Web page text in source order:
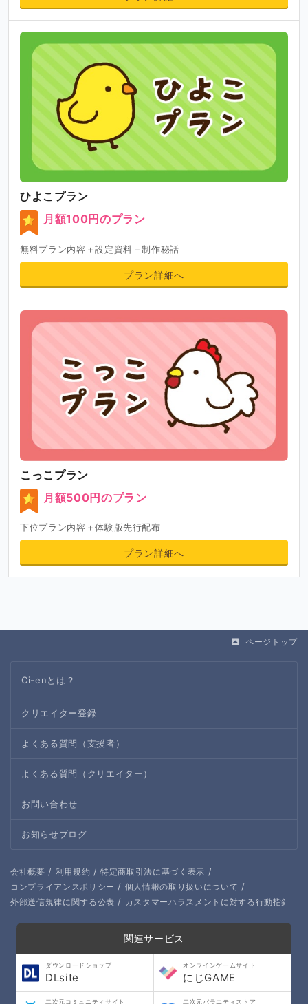
ひよこプラン
月額100円のプラン
無料プラン内容＋設定資料＋制作秘話
プラン詳細へ
こっこプラン
月額500円のプラン
下位プラン内容＋体験版先行配布
プラン詳細へ
ページトップ
Ci-enとは？
クリエイター登録
よくある質問（支援者）
よくある質問（クリエイター）
お問い合わせ
お知らせブログ
会社概要 / 利用規約 / 特定商取引法に基づく表示 /
コンプライアンスポリシー / 個人情報の取り扱いについて /
外部送信規律に関する公表 / カスタマーハラスメントに対する行動指針
関連サービス
ダウンロードショップ
DLsite
オンラインゲームサイト
にじGAME
二次元コミュニティサイト 二次元バラエティストア